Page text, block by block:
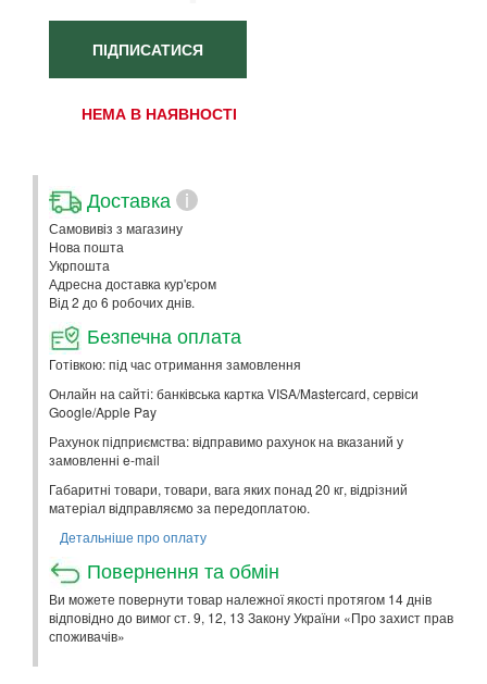
ПІДПИСАТИСЯ
НЕМА В НАЯВНОСТІ
Доставка i
Самовивіз з магазину
Нова пошта
Укрпошта
Адресна доставка кур'єром
Від 2 до 6 робочих днів.
Безпечна оплата
Готівкою: під час отримання замовлення
Онлайн на сайті: банківська картка VISA/Mastercard, сервіси
Google/Apple Pay
Рахунок підприємства: відправимо рахунок на вказаний у
замовленні e-mail
Габаритні товари, товари, вага яких понад 20 кг, відрізний
матеріал відправляємо за передоплатою.
Детальніше про оплату
Повернення та обмін
Ви можете повернути товар належної якості протягом 14 днів
відповідно до вимог ст. 9, 12, 13 Закону України «Про захист прав
споживачів»